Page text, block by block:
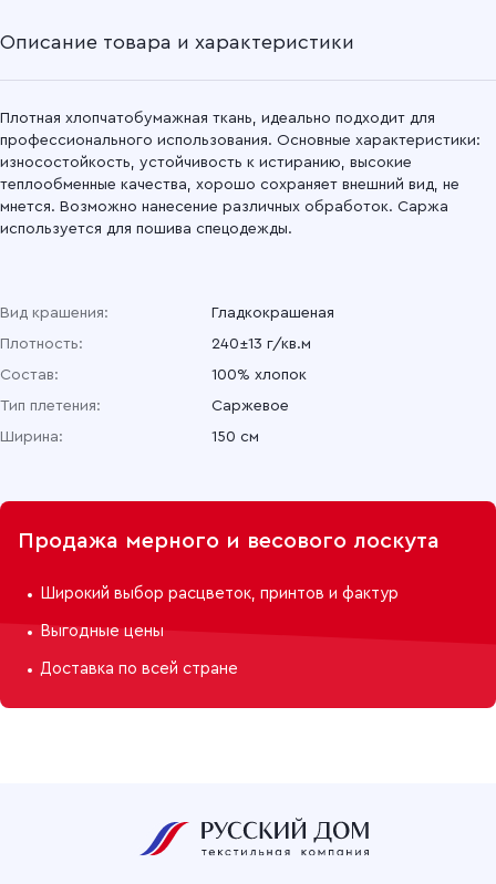
Саржа гладкокрашеная 150 см, 034 Красный
Саржа гладкокрашеная 150 см, 032 Красный
Саржа гладкокрашеная 150 см, 031 Оранжевый
Саржа гладкокрашеная 150 см, 011 Желтый
Саржа гладкокрашеная 150 см, 02 Синий
Саржа гладкокрашеная 150 см, 01 Василек
Подробнее
Описание товара и характеристики
Плотная хлопчатобумажная ткань, идеально подходит для
профессионального использования. Основные характеристики:
износостойкость, устойчивость к истиранию, высокие
теплообменные качества, хорошо сохраняет внешний вид, не
мнется. Возможно нанесение различных обработок. Саржа
используется для пошива спецодежды.
Вид крашения:
Гладкокрашеная
Плотность:
240±13 г/кв.м
Состав:
100% хлопок
Тип плетения:
Саржевое
Ширина:
150 см
Продажа мерного и весового лоскута
Широкий выбор расцветок, принтов и фактур
Выгодные цены
Доставка по всей стране